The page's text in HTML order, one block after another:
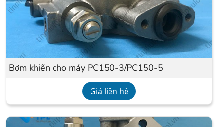
Bơm khiển cho máy PC150-3/PC150-5
Giá liên hệ